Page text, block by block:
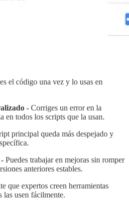
el código una vez y lo usas en
- Corriges un error en la
en todos los scripts que la usan.
principal queda más despejado y
Puedes trabajar en mejoras sin romper
anteriores estables.
que expertos creen herramientas
las usen fácilmente.